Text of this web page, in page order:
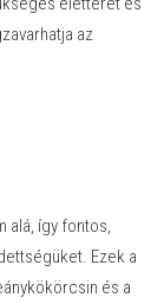
az
alá, így fontos,
Ezek a
és a